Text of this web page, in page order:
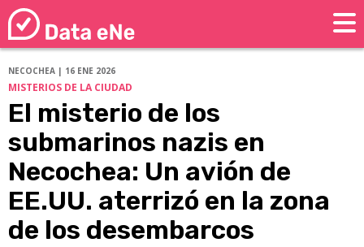
NECOCHEA | 16 ENE 2026
MISTERIOS DE LA CIUDAD
El misterio de los
submarinos nazis en
Necochea: Un avión de
EE.UU. aterrizó en la zona
de los desembarcos